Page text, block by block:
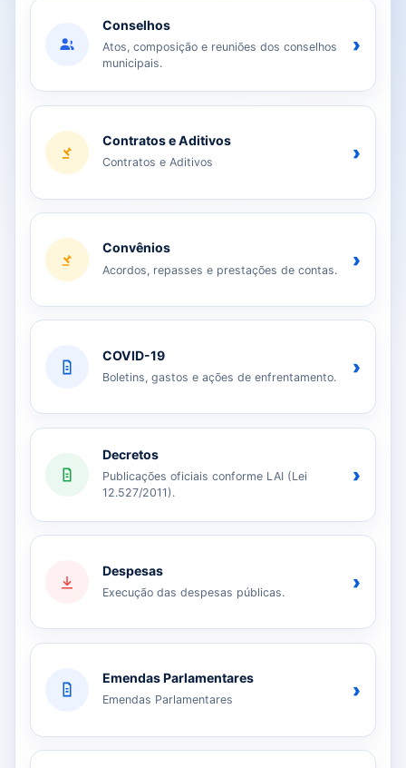
Conselhos
Atos, composição e reuniões dos conselhos
municipais.
›
Contratos e Aditivos
Contratos e Aditivos ›
Convênios
Acordos, repasses e prestações de contas. ›
COVID-19
Boletins, gastos e ações de enfrentamento. ›
Decretos
Publicações oficiais conforme LAI (Lei
12.527/2011).
›
Despesas
Execução das despesas públicas. ›
Emendas Parlamentares
Emendas Parlamentares ›